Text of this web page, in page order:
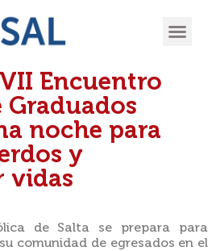
VII Encuentro
Graduados
noche para
y
vidas
de Salta se prepara para
comunidad de egresados en el